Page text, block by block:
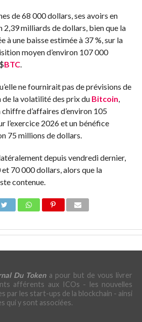
de 68 000 dollars, ses avoirs en
2,39 milliards de dollars, bien que la
une baisse estimée à 37 %, sur la
moyen d’environ 107 000
$BTC.
ne fournirait pas de prévisions de
de la volatilité des prix du Bitcoin,
d’affaires d’environ 105
l’exercice 2026 et un bénéfice
75 millions de dollars.
depuis vendredi dernier,
70 000 dollars, alors que la
contenue.
Du Tokena pour but de vous livrer
afférents aux ICOs - les nouvelles
par les start-ups de la blockchain - ainsi
qui y sont associées.